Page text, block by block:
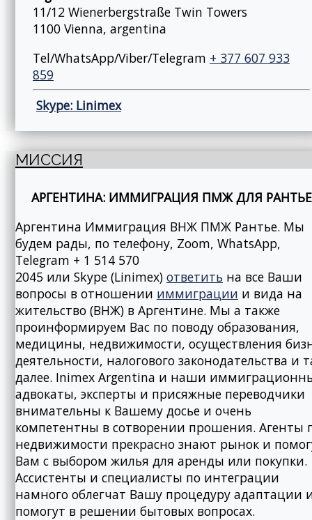
11/12 Wienerbergstraße Twin Towers
1100 Vienna, argentina
Tel/WhatsApp/Viber/Telegram + 377 607 933
859
Skype: Linimex
МИССИЯ
АРГЕНТИНА: ИММИГРАЦИЯ ПМЖ ДЛЯ РАНТЬЕ
Аргентина Иммиграция ВНЖ ПМЖ Рантье. Мы
будем рады, по телефону, Zoom, WhatsApp,
Telegram + 1 514 570
2045 или Skype (Linimex) ответить на все Ваши
вопросы в отношении иммиграции и вида на
жительство (ВНЖ) в Аргентине. Мы а также
проинформируем Вас по поводу образования,
медицины, недвижимости, осуществления
деятельности, налогового законодательства и
далее. Inimex Argentina и наши
адвокаты, эксперты и присяжные переводчики
внимательны к Вашему досье и очень
компетентны в сотворении прошения. Агенты
недвижимости прекрасно знают рынок и
Вам с выбором жилья для аренды или покупки.
Ассистенты и специалисты по интеграции
намного облегчат Вашу процедуру адаптации
помогут в решении бытовых вопросах.